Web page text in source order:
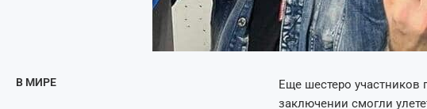
В МИРЕ
Еще шестеро участников
заключении смогли